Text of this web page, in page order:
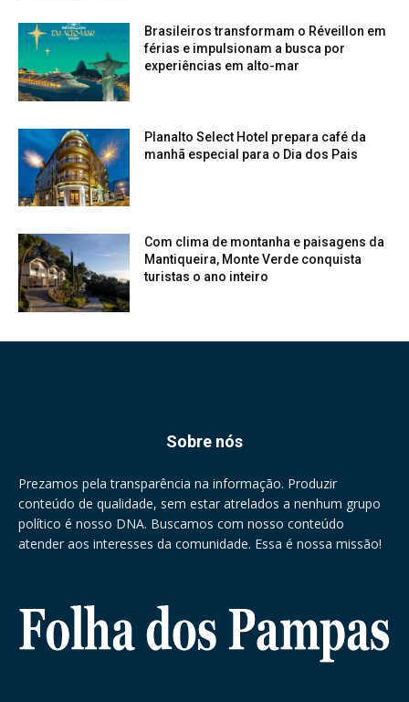
Brasileiros transformam o Réveillon em
férias e impulsionam a busca por
experiências em alto-mar
Planalto Select Hotel prepara café da
manhã especial para o Dia dos Pais
Com clima de montanha e paisagens da
Mantiqueira, Monte Verde conquista
turistas o ano inteiro
Sobre nós
Prezamos pela transparência na informação. Produzir
conteúdo de qualidade, sem estar atrelados a nenhum grupo
político é nosso DNA. Buscamos com nosso conteúdo
atender aos interesses da comunidade. Essa é nossa missão!